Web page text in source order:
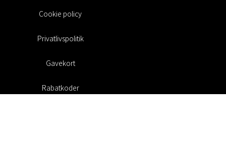
Cookie policy
Privatlivspolitik
Gavekort
Rabatkoder